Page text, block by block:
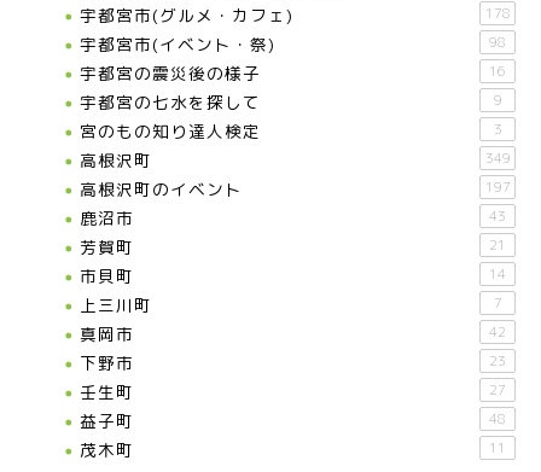
宇都宮市(グルメ・カフェ) 178
宇都宮市(イベント・祭) 98
宇都宮の震災後の様子 16
宇都宮の七水を探して 9
宮のもの知り達人検定 3
高根沢町 349
高根沢町のイベント 197
鹿沼市 43
芳賀町 21
市貝町 14
上三川町 7
真岡市 42
下野市 23
壬生町 27
益子町 48
茂木町 11